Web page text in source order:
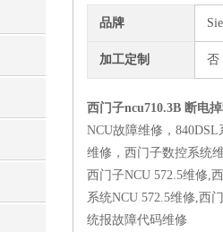
品牌
加工定制 否
西门子ncu710.3B 断电
NCU故障维修，
维修，西门子数控系统
西门子NCU 572.5维修,
系统NCU 572.5维修,西
统报故障代码维修